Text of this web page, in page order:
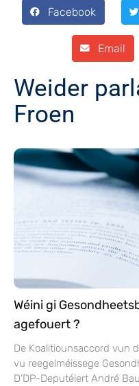
Facebook
Email
Weider
Froen
Wéini gi
agefouert ?
De Koalitiounsaccord vun
vu reegelméissege
D’DP-Deputéiert André